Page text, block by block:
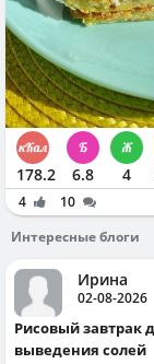
178.2 6.8 4
4
10
Интересные блоги
Ирина
02-08-2026
Рисовый завтрак для
выведения солей